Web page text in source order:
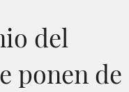
del
ponen de